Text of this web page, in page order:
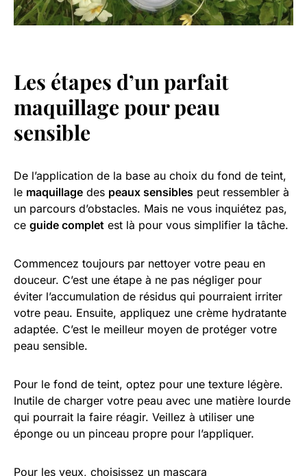
Les étapes d’un parfait
maquillage pour peau
sensible
De l’application de la base au choix du fond de teint,
le maquillage des peaux sensibles peut ressembler à
un parcours d’obstacles. Mais ne vous inquiétez pas,
ce guide complet est là pour vous simplifier la tâche.
Commencez toujours par nettoyer votre peau en
douceur. C’est une étape à ne pas négliger pour
éviter l’accumulation de résidus qui pourraient irriter
votre peau. Ensuite, appliquez une crème hydratante
adaptée. C’est le meilleur moyen de protéger votre
peau sensible.
Pour le fond de teint, optez pour une texture légère.
Inutile de charger votre peau avec une matière lourde
qui pourrait la faire réagir. Veillez à utiliser une
éponge ou un pinceau propre pour l’appliquer.
Pour les yeux, choisissez un mascara